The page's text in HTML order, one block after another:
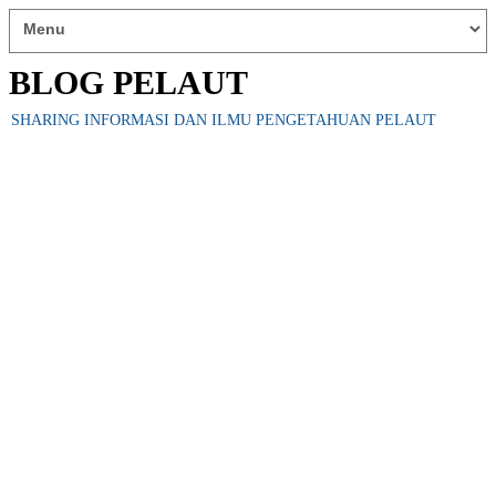
BLOG PELAUT
SHARING INFORMASI DAN ILMU PENGETAHUAN PELAUT